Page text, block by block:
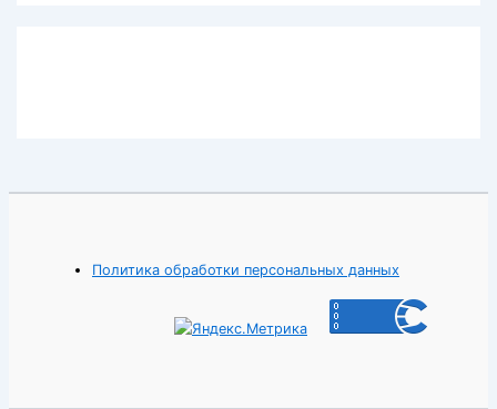
Политика обработки персональных данных